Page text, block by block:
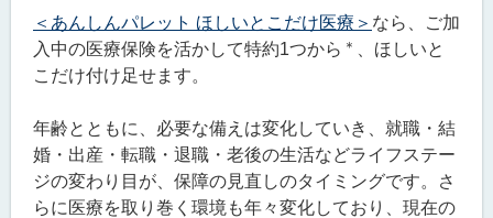
＜あんしんパレット ほしいとこだけ医療＞ なら、ご加
入中の医療保険を活かして特約1つから ＊
、ほしいと
こだけ付け足せます。
年齢とともに、必要な備えは変化していき、就職・結
婚・出産・転職・退職・老後の生活などライフステー
ジの変わり目が、保障の見直しのタイミングです。さ
らに医療を取り巻く環境も年々変化しており、現在の